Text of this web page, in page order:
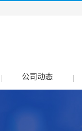
公司动态